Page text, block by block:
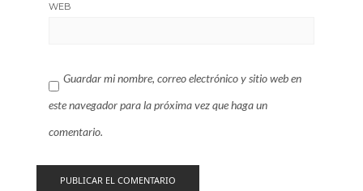
WEB
Guardar mi nombre, correo electrónico y sitio web en
este navegador para la próxima vez que haga un
comentario.